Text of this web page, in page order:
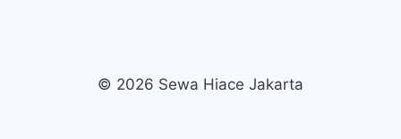
© 2026 Sewa Hiace Jakarta